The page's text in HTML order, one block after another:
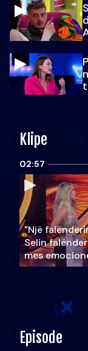
Klipe
02:57
"Një
Selin
mes
Episode